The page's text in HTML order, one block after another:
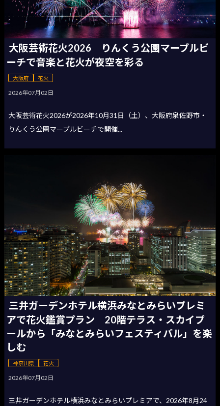
大阪芸術花火2026 りんくう公園マーブルビ
ーチで音楽と花火が夜空を彩る
大阪府 花火
2026年07月02日
大阪芸術花火2026が2026年10月31日（土）、大阪府泉佐野市・
りんくう公園マーブルビーチで開催...
三井ガーデンホテル横浜みなとみらいプレミ
アで花火鑑賞プラン 20階テラス・スカイプ
ールから「みなとみらいフェスティバル」を楽
しむ
神奈川県 花火
2026年07月02日
三井ガーデンホテル横浜みなとみらいプレミアで、2026年8月24